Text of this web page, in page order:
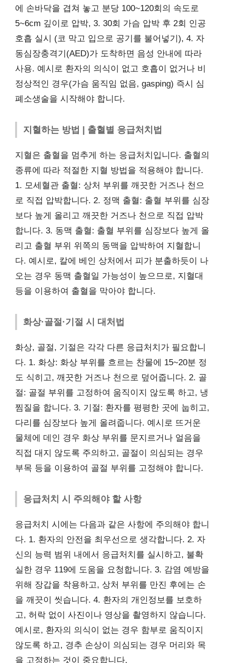
에 손바닥을 겹쳐 놓고 분당 100~120회의 속도로
5~6cm 깊이로 압박, 3. 30회 가슴 압박 후 2회 인공
호흡 실시 (코 막고 입으로 공기를 불어넣기), 4. 자
동심장충격기(AED)가 도착하면 음성 안내에 따라
사용. 예시로 환자의 의식이 없고 호흡이 없거나 비
정상적인 경우(가슴 움직임 없음, gasping) 즉시 심
폐소생술을 시작해야 합니다.
지혈하는 방법 | 출혈별 응급처치법
지혈은 출혈을 멈추게 하는 응급처치입니다. 출혈의
종류에 따라 적절한 지혈 방법을 적용해야 합니다.
1. 모세혈관 출혈: 상처 부위를 깨끗한 거즈나 천으
로 직접 압박합니다. 2. 정맥 출혈: 출혈 부위를 심장
보다 높게 올리고 깨끗한 거즈나 천으로 직접 압박
합니다. 3. 동맥 출혈: 출혈 부위를 심장보다 높게 올
리고 출혈 부위 위쪽의 동맥을 압박하여 지혈합니
다. 예시로, 칼에 베인 상처에서 피가 분출하듯이 나
오는 경우 동맥 출혈일 가능성이 높으므로, 지혈대
등을 이용하여 출혈을 막아야 합니다.
화상·골절·기절 시 대처법
화상, 골절, 기절은 각각 다른 응급처치가 필요합니
다. 1. 화상: 화상 부위를 흐르는 찬물에 15~20분 정
도 식히고, 깨끗한 거즈나 천으로 덮어줍니다. 2. 골
절: 골절 부위를 고정하여 움직이지 않도록 하고, 냉
찜질을 합니다. 3. 기절: 환자를 평평한 곳에 눕히고,
다리를 심장보다 높게 올려줍니다. 예시로 뜨거운
물체에 데인 경우 화상 부위를 문지르거나 얼음을
직접 대지 않도록 주의하고, 골절이 의심되는 경우
부목 등을 이용하여 골절 부위를 고정해야 합니다.
응급처치 시 주의해야 할 사항
응급처치 시에는 다음과 같은 사항에 주의해야 합니
다. 1. 환자의 안전을 최우선으로 생각합니다. 2. 자
신의 능력 범위 내에서 응급처치를 실시하고, 불확
실한 경우 119에 도움을 요청합니다. 3. 감염 예방을
위해 장갑을 착용하고, 상처 부위를 만진 후에는 손
을 깨끗이 씻습니다. 4. 환자의 개인정보를 보호하
고, 허락 없이 사진이나 영상을 촬영하지 않습니다.
예시로, 환자의 의식이 없는 경우 함부로 움직이지
않도록 하고, 경추 손상이 의심되는 경우 머리와 목
을 고정하는 것이 중요합니다.